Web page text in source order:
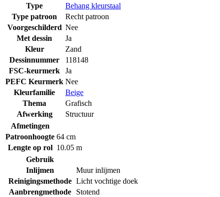
Type
Behang kleurstaal
Type patroon
Recht patroon
Voorgeschilderd Nee
Met dessin
Ja
Kleur
Zand
Dessinnummer
118148
FSC-keurmerk
Ja
PEFC Keurmerk Nee
Kleurfamilie
Beige
Thema
Grafisch
Afwerking
Structuur
Afmetingen
Patroonhoogte 64 cm
Lengte op rol 10.05 m
Gebruik
Inlijmen
Muur inlijmen
Reinigingsmethode Licht vochtige doek
Aanbrengmethode
Stotend